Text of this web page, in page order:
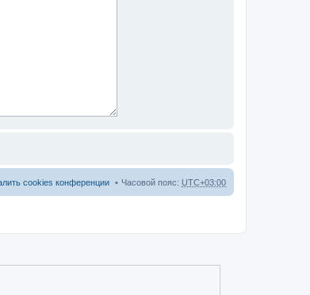
Часовой пояс: UTC+03:00
cookies конференции